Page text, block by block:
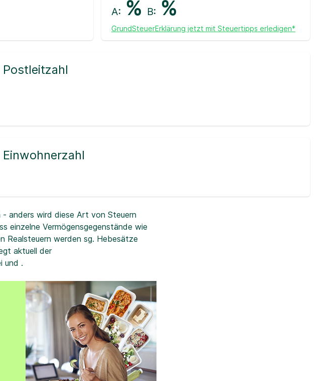
A: % B: %
GrundSteuerErklärung jetzt mit Steuertipps erledigen*
Postleitzahl
Einwohnerzahl
- anders wird diese Art von Steuern
einzelne Vermögensgegenstände wie
Realsteuern werden sg. Hebesätze
aktuell der
und .